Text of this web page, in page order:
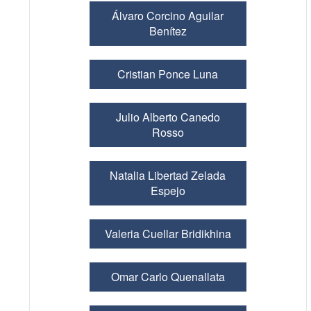
Álvaro Corcino Aguilar
Benítez
Cristian Ponce Luna
Julio Alberto Canedo
Rosso
Natalia Libertad Zelada
Espejo
Valeria Cuellar Bridikhina
Omar Carlo Quenallata